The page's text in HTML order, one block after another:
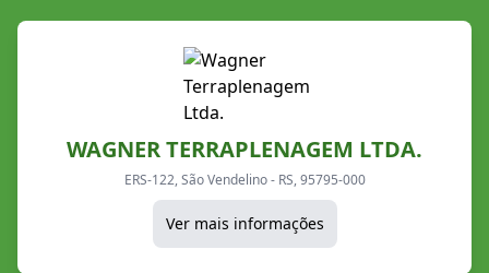
WAGNER TERRAPLENAGEM LTDA.
ERS-122, São Vendelino - RS, 95795-000
Ver mais informações